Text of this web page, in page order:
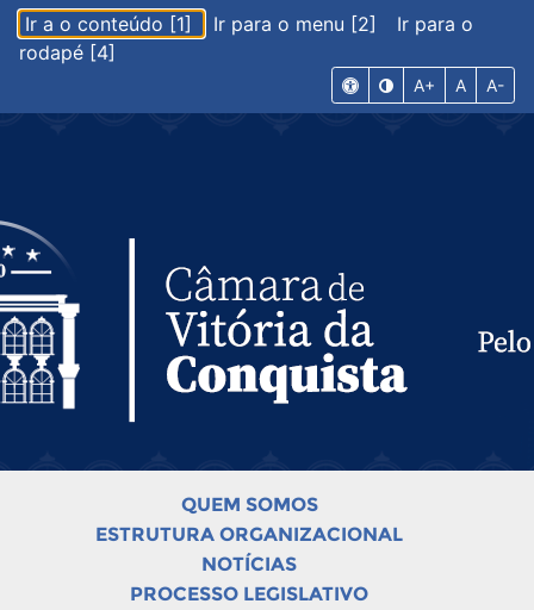
Ir a o conteúdo [1] Ir para o menu [2]
Ir para o
rodapé [4]
A+ A A-
QUEM SOMOS
ESTRUTURA ORGANIZACIONAL
NOTÍCIAS
PROCESSO LEGISLATIVO